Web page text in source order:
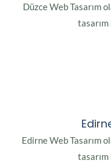
Düzce Web Tasarım
tasarım
Edirne Web Tasarım
tasarım